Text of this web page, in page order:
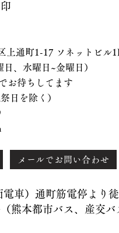
町1-17 ソネットビル
、水曜日~金曜日）
待ちしてます
日を除く）
メールでお問い合わせ
車）通町筋電停より
市バス、産交バス